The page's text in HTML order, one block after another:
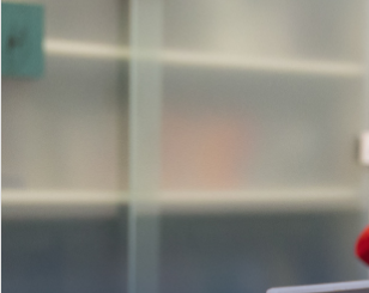
EDUCAÇÃO
Inglês todos os dias
MÉDIO
igh